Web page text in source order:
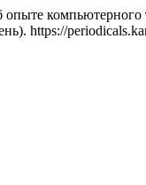
https://